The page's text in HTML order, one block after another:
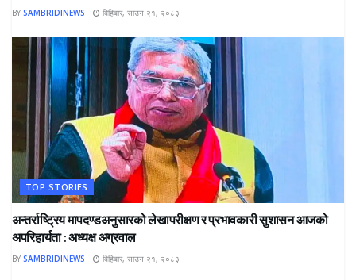
BY SAMBRIDINEWS बिहिबार, साउन २१, २०८३
TOP STORIES
अन्तर्राष्ट्रिय मापदण्डअनुसारको लेखापरीक्षण र प्रभावकारी सुशासन आजको
अपरिहार्यता : अध्यक्ष अग्रवाल
BY SAMBRIDINEWS बिहिबार, साउन २१, २०८३